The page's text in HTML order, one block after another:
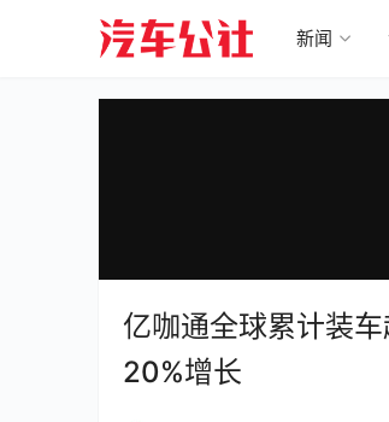
新闻
亿咖通全球累计装
20%增长